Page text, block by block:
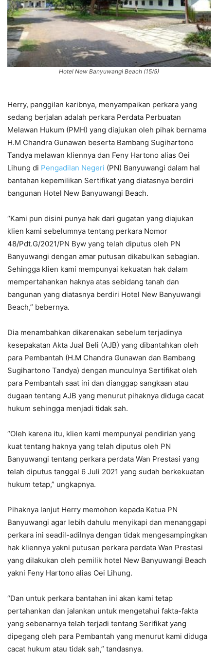
Hotel New Banyuwangi Beach (15/5)
Herry, panggilan karibnya, menyampaikan perkara yang
sedang berjalan adalah perkara Perdata Perbuatan
Melawan Hukum (PMH) yang diajukan oleh pihak bernama
H.M Chandra Gunawan beserta Bambang Sugihartono
Tandya melawan kliennya dan Feny Hartono alias Oei
Lihung di Pengadilan Negeri (PN) Banyuwangi dalam hal
bantahan kepemilikan Sertifikat yang diatasnya berdiri
bangunan Hotel New Banyuwangi Beach.
“Kami pun disini punya hak dari gugatan yang diajukan
klien kami sebelumnya tentang perkara Nomor
48/Pdt.G/2021/PN Byw yang telah diputus oleh PN
Banyuwangi dengan amar putusan dikabulkan sebagian.
Sehingga klien kami mempunyai kekuatan hak dalam
mempertahankan haknya atas sebidang tanah dan
bangunan yang diatasnya berdiri Hotel New Banyuwangi
Beach,” bebernya.
Dia menambahkan dikarenakan sebelum terjadinya
kesepakatan Akta Jual Beli (AJB) yang dibantahkan oleh
para Pembantah (H.M Chandra Gunawan dan Bambang
Sugihartono Tandya) dengan munculnya Sertifikat oleh
para Pembantah saat ini dan dianggap sangkaan atau
dugaan tentang AJB yang menurut pihaknya diduga cacat
hukum sehingga menjadi tidak sah.
“Oleh karena itu, klien kami mempunyai pendirian yang
kuat tentang haknya yang telah diputus oleh PN
Banyuwangi tentang perkara perdata Wan Prestasi yang
telah diputus tanggal 6 Juli 2021 yang sudah berkekuatan
hukum tetap,” ungkapnya.
Pihaknya lanjut Herry memohon kepada Ketua PN
Banyuwangi agar lebih dahulu menyikapi dan menanggapi
perkara ini seadil-adilnya dengan tidak mengesampingkan
hak kliennya yakni putusan perkara perdata Wan Prestasi
yang dilakukan oleh pemilik hotel New Banyuwangi Beach
yakni Feny Hartono alias Oei Lihung.
“Dan untuk perkara bantahan ini akan kami tetap
pertahankan dan jalankan untuk mengetahui fakta-fakta
yang sebenarnya telah terjadi tentang Serifikat yang
dipegang oleh para Pembantah yang menurut kami diduga
cacat hukum atau tidak sah,” tandasnya.